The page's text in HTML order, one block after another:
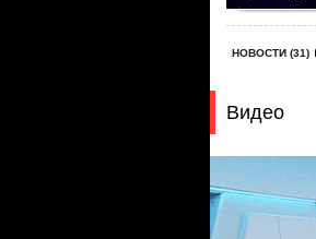
НОВОСТИ (31)
Видео